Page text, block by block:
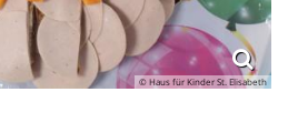
© Haus für Kinder St. Elisabeth